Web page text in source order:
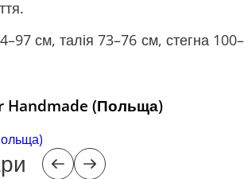
см, талія 73–76 см, стегна 100–
Handmade (Польща)